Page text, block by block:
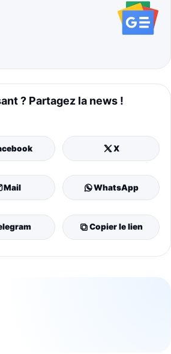
? Partagez la news !
X
Mail WhatsApp
Copier le lien